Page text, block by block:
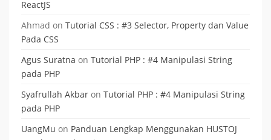
ReactJS
Ahmad on Tutorial CSS : #3 Selector, Property dan Value
Pada CSS
Agus Suratna on Tutorial PHP : #4 Manipulasi String
pada PHP
Syafrullah Akbar on Tutorial PHP : #4 Manipulasi String
pada PHP
UangMu on Panduan Lengkap Menggunakan HUSTOJ